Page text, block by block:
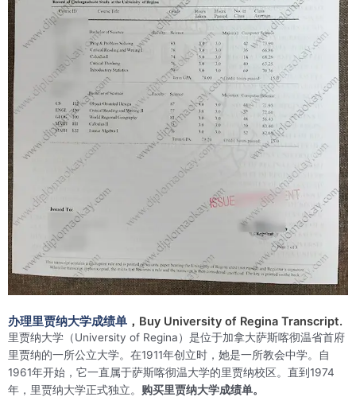
办理里贾纳大学成绩单 ，Buy University of Regina Transcript.
里贾纳大学（University of Regina）是位于加拿大萨斯喀彻温省首府
里贾纳的一所公立大学。在1911年创立时，她是一所教会中学。自
1961年开始，它一直属于萨斯喀彻温大学的里贾纳校区。直到1974
年，里贾纳大学正式独立。 购买里贾纳大学成绩单。